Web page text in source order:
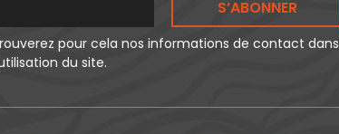
S’ABONNER
pour cela nos informations de contact dans
du site.